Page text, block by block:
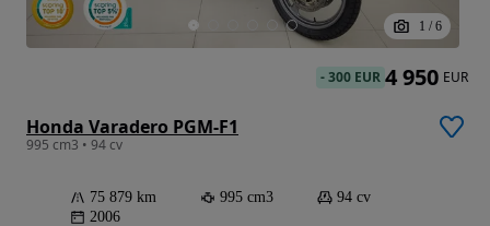
1 / 6
Honda Varadero PGM-F1
995 cm3 • 94 cv
75 879 km 995 cm3
94 cv
2006
-300 EUR 4 950 EUR